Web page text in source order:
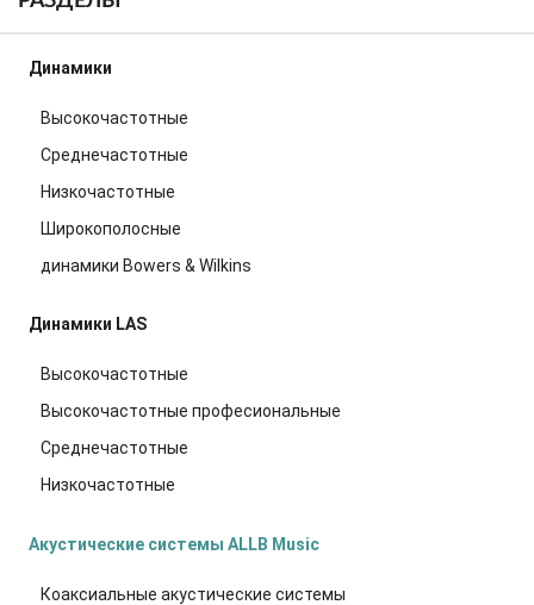
Динамики
Высокочастотные
Среднечастотные
Низкочастотные
Широкополосные
динамики Bowers & Wilkins
Динамики LAS
Высокочастотные
Высокочастотные професиональные
Среднечастотные
Низкочастотные
Акустические системы ALLB Music
Коаксиальные акустические системы